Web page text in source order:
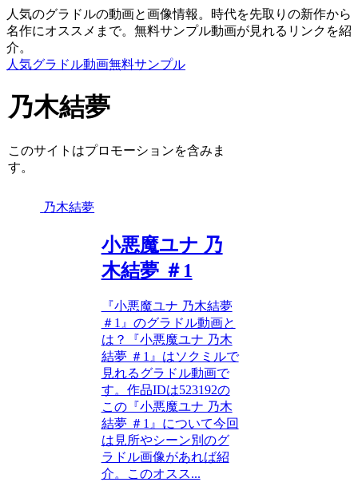
人気のグラドルの動画と画像情報。時代を先取りの新作から
名作にオススメまで。無料サンプル動画が見れるリンクを紹
介。
人気グラドル動画無料サンプル
乃木結夢
このサイトはプロモーションを含みま
す。
乃木結夢
小悪魔ユナ 乃
木結夢 ＃1
『小悪魔ユナ 乃木結夢
＃1』のグラドル動画と
は？『小悪魔ユナ 乃木
結夢 ＃1』はソクミルで
見れるグラドル動画で
す。作品IDは523192の
この『小悪魔ユナ 乃木
結夢 ＃1』について今回
は見所やシーン別のグ
ラドル画像があれば紹
介。このオスス...